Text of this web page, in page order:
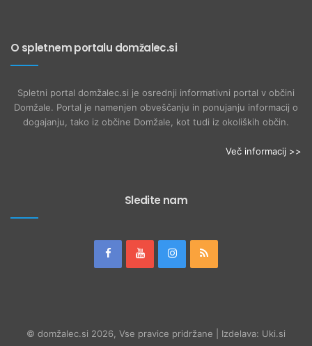
O spletnem portalu domžalec.si
Spletni portal domžalec.si je osrednji informativni portal v občini
Domžale. Portal je namenjen obveščanju in ponujanju informacij o
dogajanju, tako iz občine Domžale, kot tudi iz okoliških občin.
Več informacij >>
Sledite nam
© domžalec.si 2026, Vse pravice pridržane | Izdelava: Uki.si